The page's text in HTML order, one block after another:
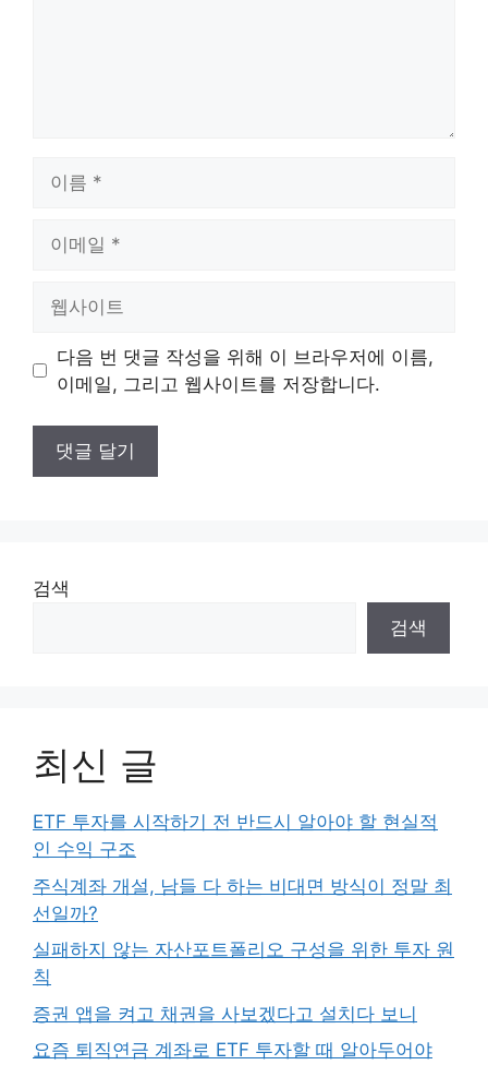
트
다음 번 댓글 작성을 위해 이 브라우저에 이름,
이메일, 그리고 웹사이트를 저장합니다.
검색
검색
최신 글
ETF 투자를 시작하기 전 반드시 알아야 할 현실적
인 수익 구조
주식계좌 개설, 남들 다 하는 비대면 방식이 정말 최
선일까?
실패하지 않는 자산포트폴리오 구성을 위한 투자 원
칙
증권 앱을 켜고 채권을 사보겠다고 설치다 보니
요즘 퇴직연금 계좌로 ETF 투자할 때 알아두어야